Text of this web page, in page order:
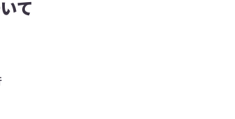
て